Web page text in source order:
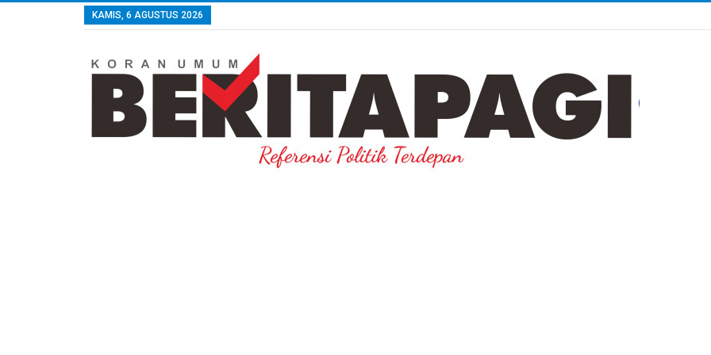
KAMIS, 6 AGUSTUS 2026